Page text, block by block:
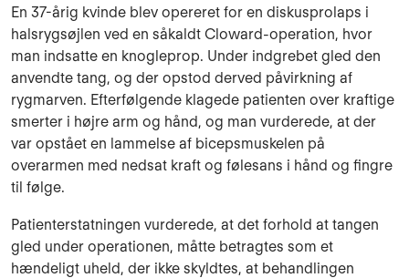
En 37-årig kvinde blev opereret for en diskusprolaps i
halsrygsøjlen ved en såkaldt Clowar­d-operation, hvor
man indsatte en knogleprop. Under indgrebet gled den
an­vendte tang, og der opstod derved påvirkning af
rygmarven. Efterfølgende klagede pati­enten over kraftige
smerter i højre arm og hånd, og man vurderede, at der
var opstået en lammelse af biceps­muskelen på
overarmen med nedsat kraft og følesans i hånd og fingre
til følge.
Patienterstatningen vurderede, at det forhold at tangen
gled under operationen, måtte be­tragtes som et
hændeligt uheld, der ikke skyldtes, at behandlingen